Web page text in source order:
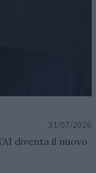
31/07/2026
diventa il nuovo